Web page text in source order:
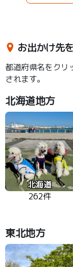
お出かけ先
都道府県名をクリ
されます。
北海道地方
北海道
262件
東北地方